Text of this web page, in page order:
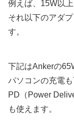
例えば、15W以
それ以下のアダ
す。
下記はAnkerの
パソコンの充電も
PD（Power
も使えます。